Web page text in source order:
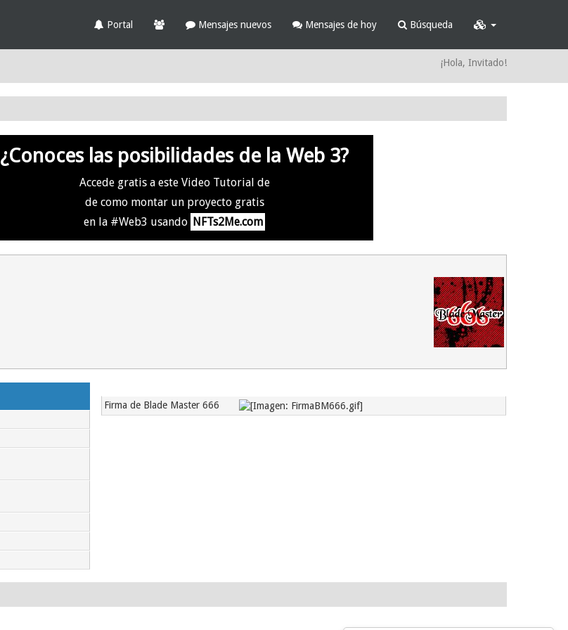
Portal Mensajes nuevos Mensajes de hoy Búsqueda
¡Hola, Invitado!
¿Conoces las posibilidades de la Web 3?
Accede gratis a este Video Tutorial de
de como montar un proyecto gratis
en la #Web3 usando NFTs2Me.com
Firma de Blade Master 666